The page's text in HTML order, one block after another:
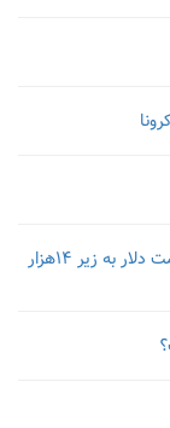
همتی، تصمیم FATF تأثیری در بازار ارز ندارد و قیمت دلار به زیر ۱۴هزار